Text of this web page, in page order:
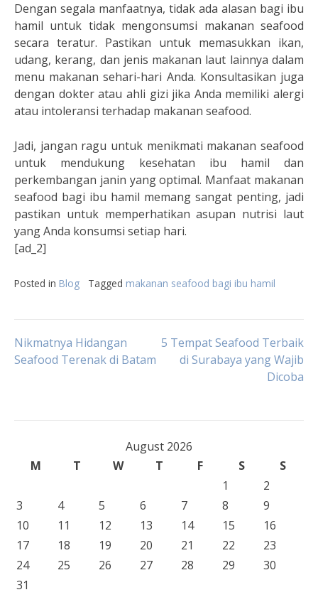
Dengan segala manfaatnya, tidak ada alasan bagi ibu
hamil untuk tidak mengonsumsi makanan seafood
secara teratur. Pastikan untuk memasukkan ikan,
udang, kerang, dan jenis makanan laut lainnya dalam
menu makanan sehari-hari Anda. Konsultasikan juga
dengan dokter atau ahli gizi jika Anda memiliki alergi
atau intoleransi terhadap makanan seafood.
Jadi, jangan ragu untuk menikmati makanan seafood
untuk mendukung kesehatan ibu hamil dan
perkembangan janin yang optimal. Manfaat makanan
seafood bagi ibu hamil memang sangat penting, jadi
pastikan untuk memperhatikan asupan nutrisi laut
yang Anda konsumsi setiap hari.
[ad_2]
Posted in Blog Tagged makanan seafood bagi ibu hamil
Post
Nikmatnya Hidangan
Seafood Terenak di Batam
5 Tempat Seafood Terbaik
di Surabaya yang Wajib
Dicoba
August 2026
M
T W T F S
S
1
2
3
4 5 6 7 8
9
10
11 12 13 14 15
16
17
18 19 20 21 22
23
24
25 26 27 28 29
30
31